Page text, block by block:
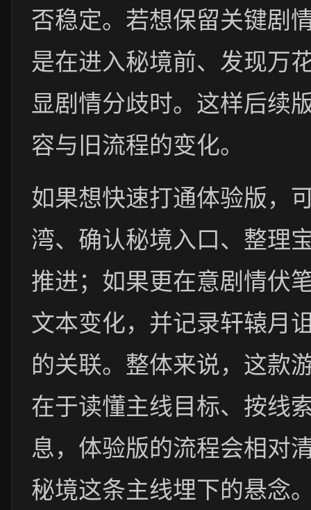
否稳定。若想保留关键剧
是在进入秘境前、发现万
显剧情分歧时。这样后续
容与旧流程的变化。
如果想快速打通体验版，
湾、确认秘境入口、整理
推进；如果更在意剧情伏
文本变化，并记录轩辕月
的关联。整体来说，这款
在于读懂主线目标、按线
息，体验版的流程会相对
秘境这条主线埋下的悬念